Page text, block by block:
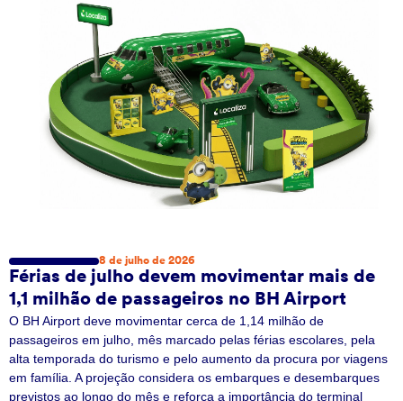
8 de julho de 2026
Férias de julho devem movimentar mais de
1,1 milhão de passageiros no BH Airport
O BH Airport deve movimentar cerca de 1,14 milhão de
passageiros em julho, mês marcado pelas férias escolares, pela
alta temporada do turismo e pelo aumento da procura por viagens
em família. A projeção considera os embarques e desembarques
previstos ao longo do mês e reforça a importância do terminal